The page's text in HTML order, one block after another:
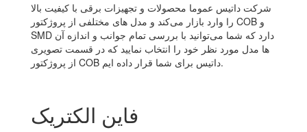
شرکت داتیس عموما محصولات و تجهیزات برقی با کیفیت بالا
را وارد بازار می‌کند و مدل های مختلفی از پروژکتور COB و
SMD دارد که شما می‌توانید با بررسی تمام جوانب و اندازه آن
ها مدل مورد نظر خود را انتخاب نمایید که در قسمت تصویری
از پروژکتور COB داتیس برای شما قرار داده ایم.
فاین الکتریک